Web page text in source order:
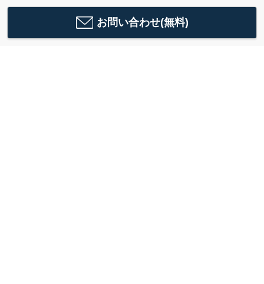
お問い合わせ(無料)